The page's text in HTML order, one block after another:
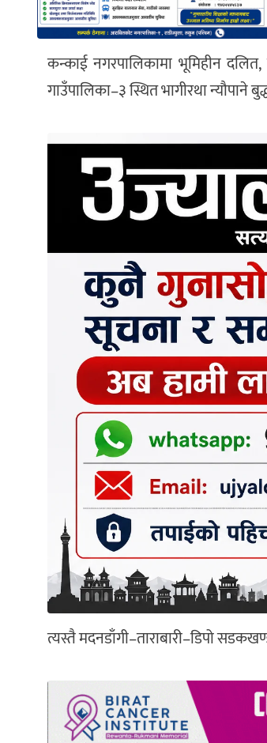
कन्काई नगरपालिकामा भूमिहीन दलित,
गाउँपालिका–३ स्थित भागीरथा
त्यस्तै मदनडाँगी–ताराबारी–डिपो